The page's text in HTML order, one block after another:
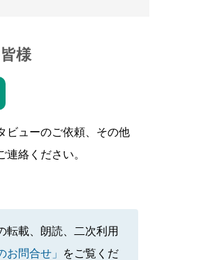
様
ビューのご依頼、その他
絡ください。
転載、朗読、二次利用
お問合せ」
をご覧くだ